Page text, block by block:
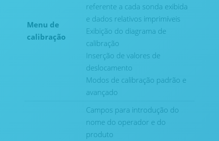
Menu de
calibração
referente a cada sonda exibida
e dados relativos imprimíveis
Exibição do diagrama de
calibração
Inserção de valores de
deslocamento
Modos de calibração padrão e
avançado
Campos para introdução do
nome do operador e do
produto